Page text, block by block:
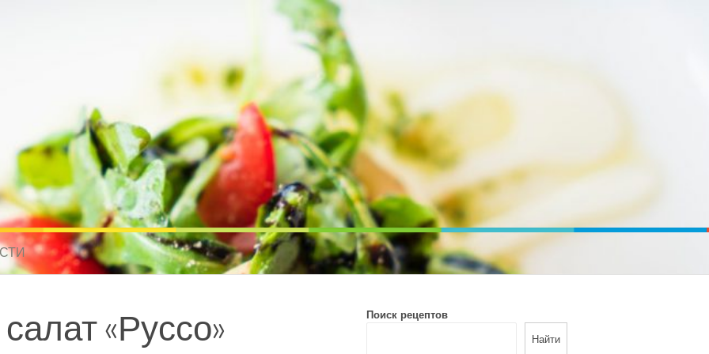
рецепты для всех
РЕЦЕПТЫ ДЛЯ МУЛЬТИВАРКИ. РЕЦЕПТЫ ДЛЯ МИКРОВОЛНОВОЙ ПЕЧИ. ДИЕТИЧЕСКОЕ ПИТАНИЕ
«Руссо»
Поиск рецептов
Найти